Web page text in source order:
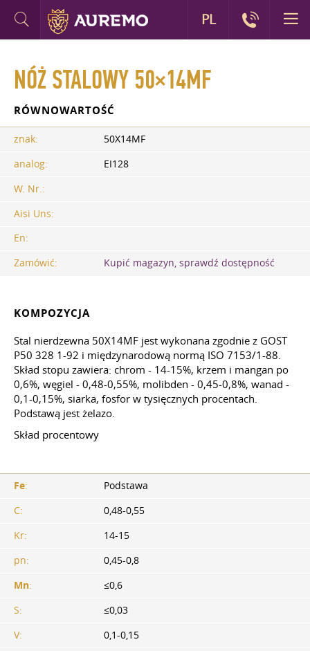
NÓŻ STALOWY 50×14MF
RÓWNOWARTOŚĆ
znak:
50X14MF
analog:
EI128
W. Nr.:
Aisi Uns:
En:
Zamówić:
Kupić magazyn, sprawdź dostępność
KOMPOZYCJA
Stal nierdzewna 50X14MF jest wykonana zgodnie z GOST
P50 328 1-92 i międzynarodową normą ISO 7153/1-88.
Skład stopu zawiera: chrom - 14-15%, krzem i mangan po
0,6%, węgiel - 0,48-0,55%, molibden - 0,45-0,8%, wanad -
0,1-0,15%, siarka, fosfor w tysięcznych procentach.
Podstawą jest żelazo.
Skład procentowy
Fe:
Podstawa
C:
0,48-0,55
Kr:
14-15
pn:
0,45-0,8
Mn:
≤0,6
S:
≤0,03
V:
0,1-0,15
PL